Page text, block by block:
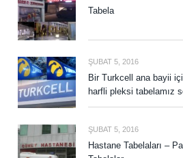
Tabela
ŞUBAT 5, 2016
Bir Turkcell ana bayii
harfli pleksi tabelamız
ŞUBAT 5, 2016
Hastane Tabelaları –